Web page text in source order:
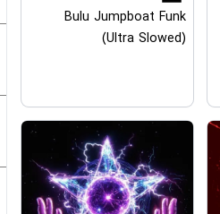
Bulu Jumpboat Funk
(Ultra Slowed)